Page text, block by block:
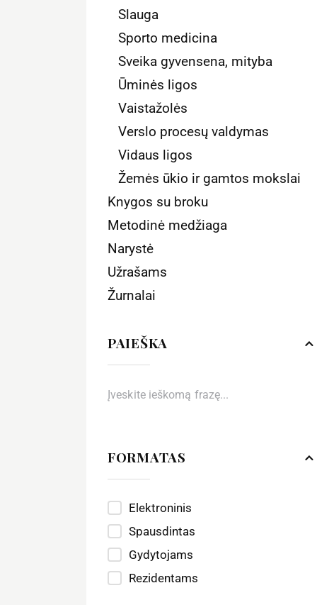
Slauga
Sporto medicina
Sveika gyvensena, mityba
Ūminės ligos
Vaistažolės
Verslo procesų valdymas
Vidaus ligos
Žemės ūkio ir gamtos mokslai
Knygos su broku
Metodinė medžiaga
Narystė
Užrašams
Žurnalai
PAIEŠKA
FORMATAS
Elektroninis
Spausdintas
Gydytojams
Rezidentams